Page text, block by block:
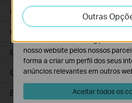
Gateways com Fios
Gateways WiFi
Gateways WiFi 4G
Gateways Integrados
Baseados em Cloud
Outras
Os cookies de analise permite-
atividades no nosso website para
funcionalidade do nosso website.
O cookies de marketing podem
nosso website pelos nossos
forma a criar um perfil dos seus
anúncios relevantes em outros
Aceitar todos os